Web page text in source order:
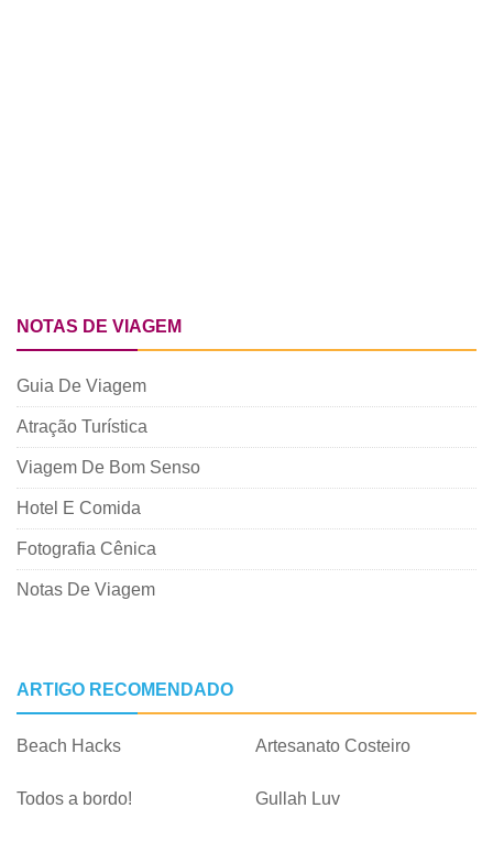
NOTAS DE VIAGEM
Guia De Viagem
Atração Turística
Viagem De Bom Senso
Hotel E Comida
Fotografia Cênica
Notas De Viagem
ARTIGO RECOMENDADO
Beach Hacks Artesanato Costeiro
Todos a bordo! Gullah Luv